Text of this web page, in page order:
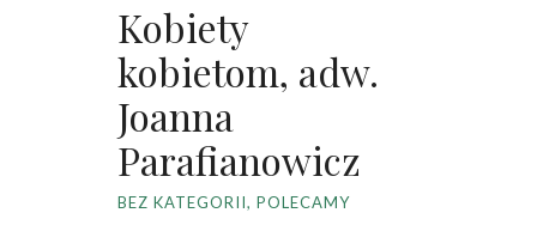
Kobiety
kobietom, adw.
Joanna
Parafianowicz
BEZ KATEGORII, POLECAMY